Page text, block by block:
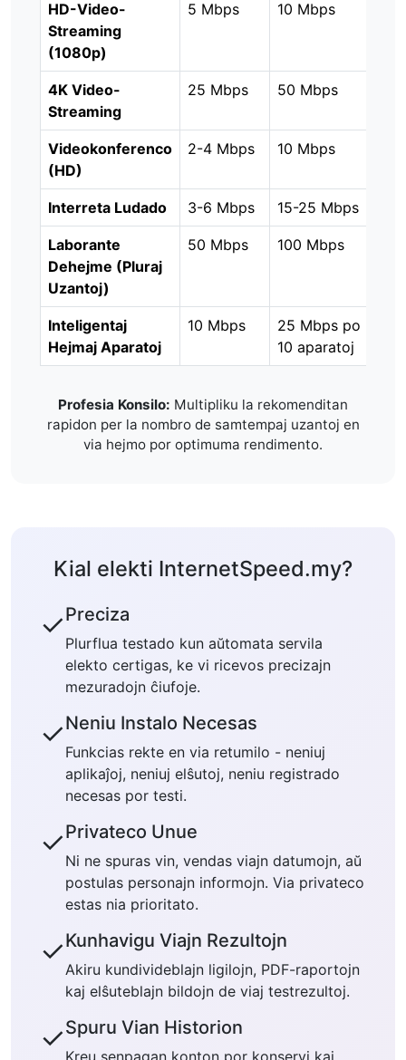
HD-Video-
Streaming
(1080p)
5 Mbps 10 Mbps
4K Video-
Streaming
25 Mbps 50 Mbps
Videokonferenco
(HD)
2-4 Mbps 10 Mbps
Interreta Ludado 3-6 Mbps 15-25 Mbps
Laborante
Dehejme (Pluraj
Uzantoj)
50 Mbps 100 Mbps
Inteligentaj
Hejmaj Aparatoj
10 Mbps
25 Mbps po
10 aparatoj
Profesia Konsilo: Multipliku la rekomenditan
rapidon per la nombro de samtempaj uzantoj en
via hejmo por optimuma rendimento.
Kial elekti InternetSpeed.my?
✓Preciza
Plurflua testado kun aŭtomata servila
elekto certigas, ke vi ricevos precizajn
mezuradojn ĉiufoje.
✓Neniu Instalo Necesas
Funkcias rekte en via retumilo - neniuj
aplikaĵoj, neniuj elŝutoj, neniu registrado
necesas por testi.
✓Privateco Unue
Ni ne spuras vin, vendas viajn datumojn, aŭ
postulas personajn informojn. Via privateco
estas nia prioritato.
✓Kunhavigu Viajn Rezultojn
Akiru kundivideblajn ligilojn, PDF-raportojn
kaj elŝuteblajn bildojn de viaj testrezultoj.
✓Spuru Vian Historion
Kreu senpagan konton por konservi kaj